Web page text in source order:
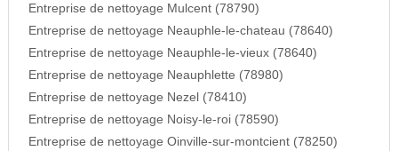
Entreprise de nettoyage Mulcent (78790)
Entreprise de nettoyage Neauphle-le-chateau (78640)
Entreprise de nettoyage Neauphle-le-vieux (78640)
Entreprise de nettoyage Neauphlette (78980)
Entreprise de nettoyage Nezel (78410)
Entreprise de nettoyage Noisy-le-roi (78590)
Entreprise de nettoyage Oinville-sur-montcient (78250)